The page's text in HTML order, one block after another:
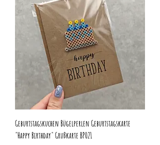
Geburtstagskuchen Bügelperlen Geburtstagskarte
"Happy Birthday" Grußkarte BP021